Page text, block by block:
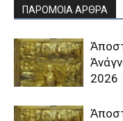
ΠΑΡΟΜΟΙΑ ΑΡΘΡΑ
2026